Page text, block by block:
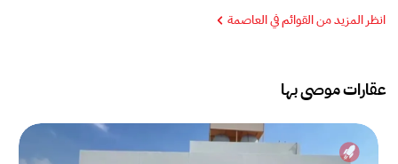
انظر المزيد من القوائم في العاصمة
عقارات موصى بها